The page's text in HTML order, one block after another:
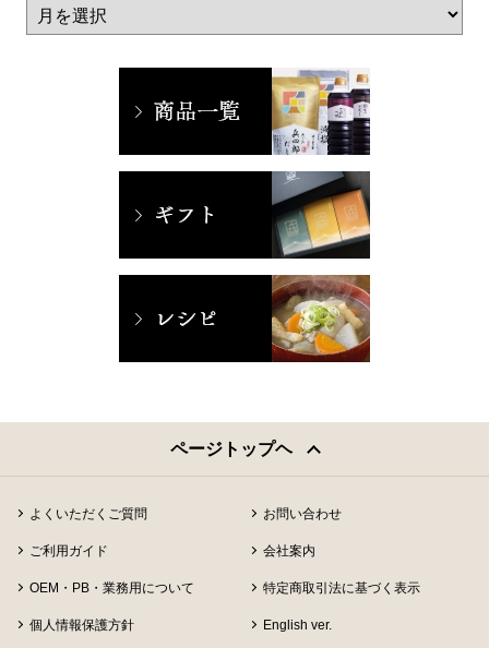
ページトップヘ
よくいただくご質問 お問い合わせ
ご利用ガイド 会社案内
OEM・PB・業務用について 特定商取引法に基づく表示
個人情報保護方針 English ver.